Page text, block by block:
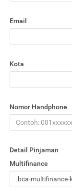
Email
Kota
Nomor Handphone
Detail Pinjaman
Multifinance